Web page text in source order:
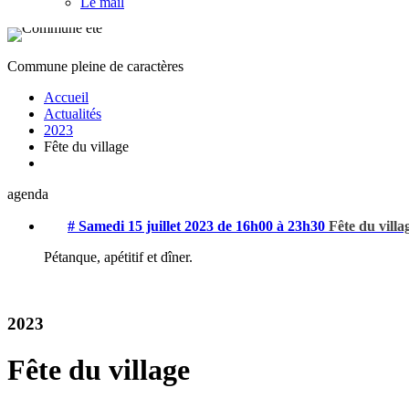
Commune pleine de caractères
Accueil
Actualités
2023
Fête du village
agenda
# Samedi 15 juillet 2023 de 16h00 à 23h30 Fête du
Pétanque, apétitif et dîner.
2023
Fête du village